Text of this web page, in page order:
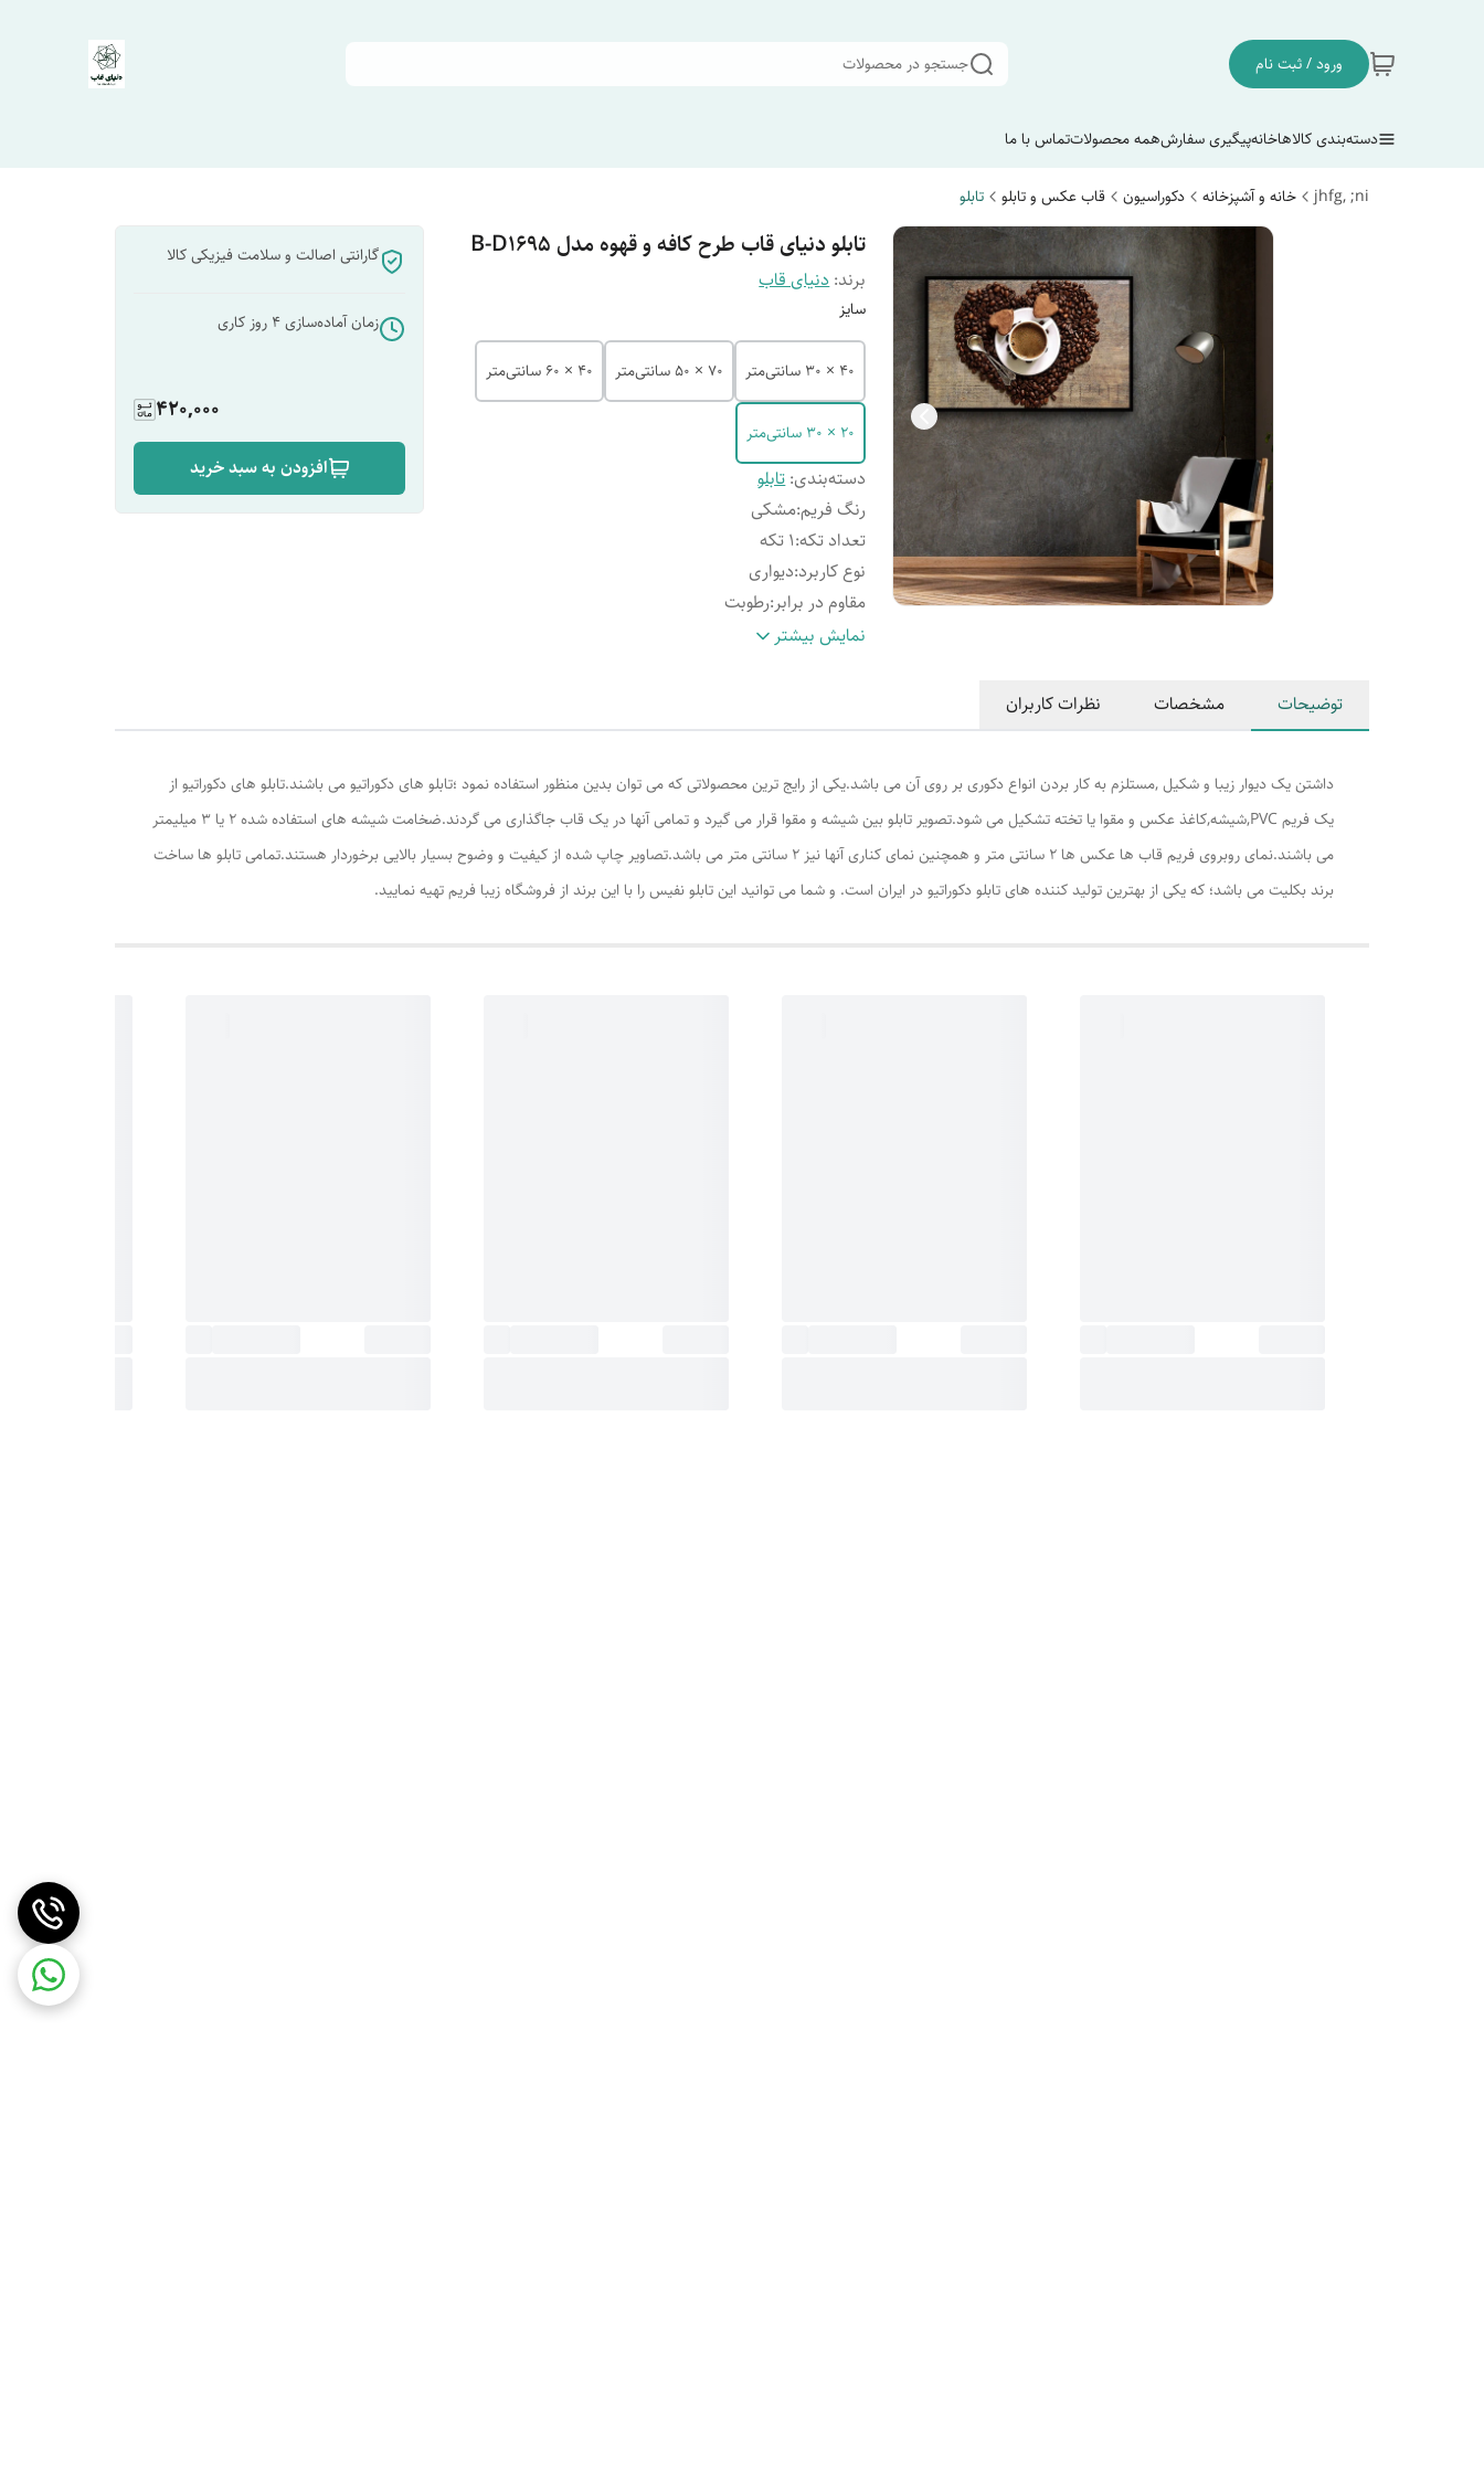
ورود / ثبت نام جستجو در محصولات
دسته‌بندی کالاهاخانهپیگیری سفارشهمه محصولاتتماس با ما
jhfg, ;ni خانه و آشپزخانه دکوراسیون قاب عکس و تابلو تابلو
تابلو دنیای قاب طرح کافه و قهوه مدل B-D1695
برند:دنیای قاب
سایز
40 × 30 سانتی‌متر 70 × 50 سانتی‌متر 40 × 60 سانتی‌متر
20 × 30 سانتی‌متر
دسته‌بندی:تابلو
رنگ فریم:مشکی
تعداد تکه:1 تکه
نوع کاربرد:دیواری
مقاوم در برابر:رطوبت
نحوه شست‌وشو: نمایش بیشتر
گارانتی اصالت و سلامت فیزیکی کالا
زمان آماده‌سازی4 روز کاری
420,000
افزودن به سبد خرید
توضیحات مشخصات نظرات کاربران
داشتن یک دیوار زیبا و شکیل ,مستلزم به کار بردن انواع دکوری بر روی آن می باشد.یکی از رایج ترین محصولاتی که می توان بدین منظور استفاده نمود ؛تابلو های دکوراتیو می باشند.تابلو های دکوراتیو از
یک فریم PVC,شیشه,کاغذ عکس و مقوا یا تخته تشکیل می شود.تصویر تابلو بین شیشه و مقوا قرار می گیرد و تمامی آنها در یک قاب جاگذاری می گردند.ضخامت شیشه های استفاده شده 2 یا 3 میلیمتر
می باشند.نمای روبروی فریم قاب ها عکس ها 2 سانتی متر و همچنین نمای کناری آنها نیز 2 سانتی متر می باشد.تصاویر چاپ شده از کیفیت و وضوح بسیار بالایی برخوردار هستند.تمامی تابلو ها ساخت
برند بکلیت می باشد؛ که یکی از بهترین تولید کننده های تابلو دکوراتیو در ایران است. و شما می توانید این تابلو نفیس را با این برند از فروشگاه زیبا فریم تهیه نمایید.